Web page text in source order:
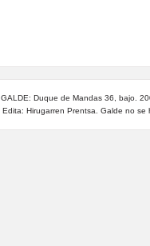
GALDE: Duque de Mandas 36, bajo.
Edita: Hirugarren Prentsa. Galde no